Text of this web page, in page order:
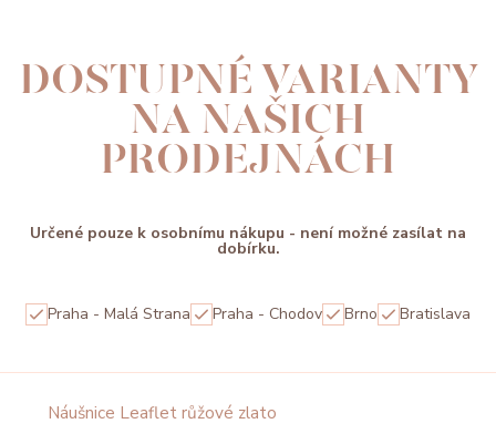
DOSTUPNÉ VARIANTY
NA NAŠICH
PRODEJNÁCH
Určené pouze k osobnímu nákupu - není možné zasílat na
dobírku.
Praha - Malá Strana Praha - Chodov Brno Bratislava
Náušnice Leaflet růžové zlato